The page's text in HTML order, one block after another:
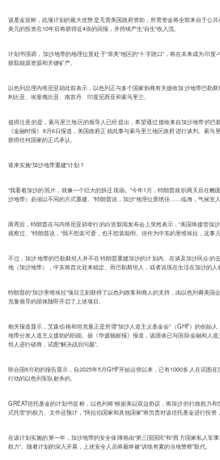
该基金宣称，此项计划的最大优势是无需美国政府资助，所需资金将全部来自于公
美元的投资在10年后将获得近4倍的回报，并持续产生“自生”收入流。
计划书强调，加沙地带的地理位置处于“亲美”地区的“十字路口”，将在未来成为印
获取能源资源和关键矿产。
以色列总理内塔尼亚胡此前表示，以色列正与多个国家协商有关接收加沙地带巴勒
利比亚、埃塞俄比亚、南苏丹、印度尼西亚和索马里兰。
值得注意的是，索马里兰地区的领导人已经提出，希望通过接收来自加沙地带的
《金融时报》8月6日报道，美国政府正就此事与索马里兰地区政府进行谈判。索
获得任何国家的正式承认。
谁来实施“加沙地带重建”计划？
“我看着加沙的照片，就像一个巨大的拆迁现场。”今年1月，特朗普就职两天后在椭
沙地带）必须以不同的方式重建。”特朗普说，加沙“地理位置绝佳……临海，气候宜
两周后，特朗普在与内塔尼亚胡举行的白宫新闻发布会上突然表示，“美国将接管加
观察过。”特朗普说，“我不想装可爱，也不想装聪明。但作为中东的里维埃拉，这事
不过，加沙地带的巴勒斯坦人并不在特朗普重建加沙的计划内。在谈及加沙民众的
地（加沙地带），中东将首次迎来稳定。而巴勒斯坦人，或者说现在生活在加沙的人
特朗普的“加沙里维埃拉”项目立刻获得了以色列政客和商人的支持，由以色列裔美国
克曼领导的团体随即开启了上述项目。
相关报道显示，艾森伯格和坦克曼正是所谓“加沙人道主义基金会”（GHF）的创始
地带分发人道主义援助的职能。据《华盛顿邮报》报道，该团体已与国际金融和人
坦人进行磋商，试图“解决战后问题”。
联合国8月初的报告显示，自2025年5月GHF开始运营以来，已有1000多人在试图
行动的以色列军队射杀的。
GREAT信托基金的计划书宣称，以色列将“根据美以双边协议，将加沙的行政权力
式托管”的权力。文件还预计，“阿拉伯国家和其他国家”将负责对该信托基金进行投资
在该计划实施的第一年，加沙地带的安全保障将由“第三国国民”和“西方国家私人军
权力”。随着计划的深入开展，上述安全人员将最终被“训练有素的当地警察”取代。